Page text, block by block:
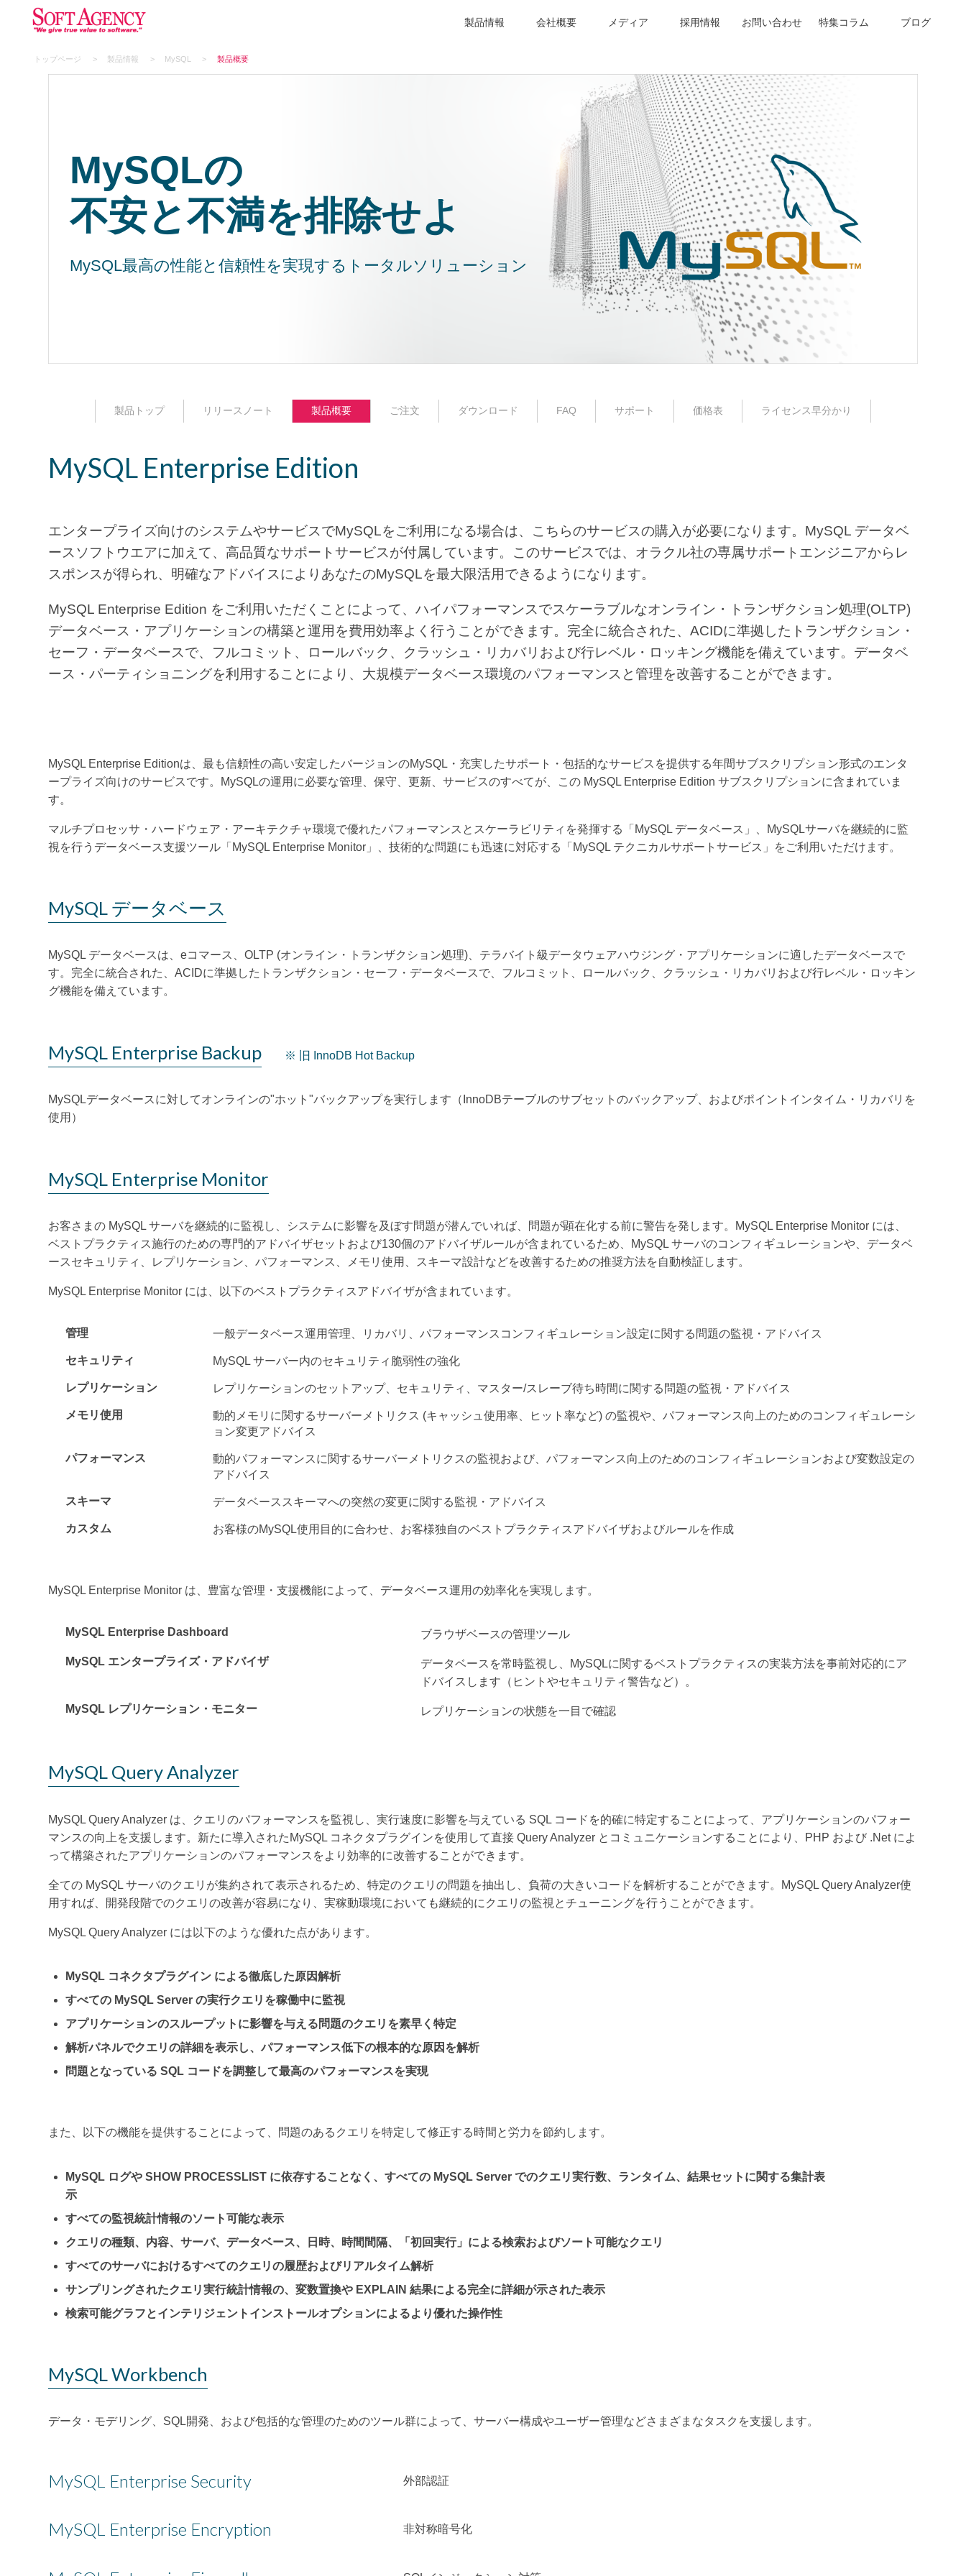
製品情報 会社概要 メディア 採用情報 お問い合わせ 特集コラム ブログ
トップページ 製品情報 MySQL 製品概要
MySQLの
不安と不満を排除せよ
MySQL最高の性能と信頼性を実現するトータルソリューション
製品トップ リリースノート 製品概要 ご注文 ダウンロード FAQ サポート 価格表 ライセンス早分かり
MySQL Enterprise Edition
エンタープライズ向けのシステムやサービスでMySQLをご利用になる場合は、こちらのサービスの購入が必要になります。MySQL データベ
ースソフトウエアに加えて、高品質なサポートサービスが付属しています。このサービスでは、オラクル社の専属サポートエンジニアからレ
スポンスが得られ、明確なアドバイスによりあなたのMySQLを最大限活用できるようになります。
MySQL Enterprise Edition をご利用いただくことによって、ハイパフォーマンスでスケーラブルなオンライン・トランザクション処理(OLTP)
データベース・アプリケーションの構築と運用を費用効率よく行うことができます。完全に統合された、ACIDに準拠したトランザクション・
セーフ・データベースで、フルコミット、ロールバック、クラッシュ・リカバリおよび行レベル・ロッキング機能を備えています。データベ
ース・パーティショニングを利用することにより、大規模データベース環境のパフォーマンスと管理を改善することができます。
MySQL Enterprise Editionは、最も信頼性の高い安定したバージョンのMySQL・充実したサポート・包括的なサービスを提供する年間サブスクリプション形式のエンタ
ープライズ向けのサービスです。MySQLの運用に必要な管理、保守、更新、サービスのすべてが、この MySQL Enterprise Edition サブスクリプションに含まれていま
す。
マルチプロセッサ・ハードウェア・アーキテクチャ環境で優れたパフォーマンスとスケーラビリティを発揮する「MySQL データベース」、MySQLサーバを継続的に監
視を行うデータベース支援ツール「MySQL Enterprise Monitor」、技術的な問題にも迅速に対応する「MySQL テクニカルサポートサービス」をご利用いただけます。
MySQL データベース
MySQL データベースは、eコマース、OLTP (オンライン・トランザクション処理)、テラバイト級データウェアハウジング・アプリケーションに適したデータベースで
す。完全に統合された、ACIDに準拠したトランザクション・セーフ・データベースで、フルコミット、ロールバック、クラッシュ・リカバリおよび行レベル・ロッキン
グ機能を備えています。
MySQL Enterprise Backup ※ 旧 InnoDB Hot Backup
MySQLデータベースに対してオンラインの"ホット"バックアップを実行します（InnoDBテーブルのサブセットのバックアップ、およびポイントインタイム・リカバリを
使用）
MySQL Enterprise Monitor
お客さまの MySQL サーバを継続的に監視し、システムに影響を及ぼす問題が潜んでいれば、問題が顕在化する前に警告を発します。MySQL Enterprise Monitor には、
ベストプラクティス施行のための専門的アドバイザセットおよび130個のアドバイザルールが含まれているため、MySQL サーバのコンフィギュレーションや、データベ
ースセキュリティ、レプリケーション、パフォーマンス、メモリ使用、スキーマ設計などを改善するための推奨方法を自動検証します。
MySQL Enterprise Monitor には、以下のベストプラクティスアドバイザが含まれています。
管理 一般データベース運用管理、リカバリ、パフォーマンスコンフィギュレーション設定に関する問題の監視・アドバイス
セキュリティ MySQL サーバー内のセキュリティ脆弱性の強化
レプリケーション レプリケーションのセットアップ、セキュリティ、マスター/スレーブ待ち時間に関する問題の監視・アドバイス
メモリ使用
動的メモリに関するサーバーメトリクス (キャッシュ使用率、ヒット率など) の監視や、パフォーマンス向上のためのコンフィギュレーシ
ョン変更アドバイス
パフォーマンス
動的パフォーマンスに関するサーバーメトリクスの監視および、パフォーマンス向上のためのコンフィギュレーションおよび変数設定の
アドバイス
スキーマ データベーススキーマへの突然の変更に関する監視・アドバイス
カスタム お客様のMySQL使用目的に合わせ、お客様独自のベストプラクティスアドバイザおよびルールを作成
MySQL Enterprise Monitor は、豊富な管理・支援機能によって、データベース運用の効率化を実現します。
MySQL Enterprise Dashboard ブラウザベースの管理ツール
MySQL エンタープライズ・アドバイザ
データベースを常時監視し、MySQLに関するベストプラクティスの実装方法を事前対応的にア
ドバイスします（ヒントやセキュリティ警告など）。
MySQL レプリケーション・モニター レプリケーションの状態を一目で確認
MySQL Query Analyzer
MySQL Query Analyzer は、クエリのパフォーマンスを監視し、実行速度に影響を与えている SQL コードを的確に特定することによって、アプリケーションのパフォー
マンスの向上を支援します。新たに導入されたMySQL コネクタプラグインを使用して直接 Query Analyzer とコミュニケーションすることにより、PHP および .Net によ
って構築されたアプリケーションのパフォーマンスをより効率的に改善することができます。
全ての MySQL サーバのクエリが集約されて表示されるため、特定のクエリの問題を抽出し、負荷の大きいコードを解析することができます。MySQL Query Analyzer使
用すれば、開発段階でのクエリの改善が容易になり、実稼動環境においても継続的にクエリの監視とチューニングを行うことができます。
MySQL Query Analyzer には以下のような優れた点があります。
MySQL コネクタプラグイン による徹底した原因解析
すべての MySQL Server の実行クエリを稼働中に監視
アプリケーションのスループットに影響を与える問題のクエリを素早く特定
解析パネルでクエリの詳細を表示し、パフォーマンス低下の根本的な原因を解析
問題となっている SQL コードを調整して最高のパフォーマンスを実現
また、以下の機能を提供することによって、問題のあるクエリを特定して修正する時間と労力を節約します。
MySQL ログや SHOW PROCESSLIST に依存することなく、すべての MySQL Server でのクエリ実行数、ランタイム、結果セットに関する集計表
示
すべての監視統計情報のソート可能な表示
クエリの種類、内容、サーバ、データベース、日時、時間間隔、「初回実行」による検索およびソート可能なクエリ
すべてのサーバにおけるすべてのクエリの履歴およびリアルタイム解析
サンプリングされたクエリ実行統計情報の、変数置換や EXPLAIN 結果による完全に詳細が示された表示
検索可能グラフとインテリジェントインストールオプションによるより優れた操作性
MySQL Workbench
データ・モデリング、SQL開発、および包括的な管理のためのツール群によって、サーバー構成やユーザー管理などさまざまなタスクを支援します。
MySQL Enterprise Security 外部認証
MySQL Enterprise Encryption 非対称暗号化